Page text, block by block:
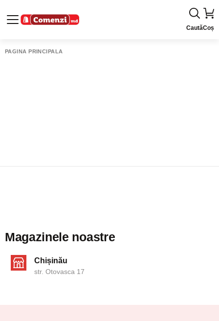
CautăCoș
PAGINA PRINCIPALĂ
Magazinele noastre
Chișinău
str. Otovasca 17